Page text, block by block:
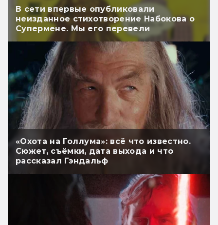
В сети впервые опубликовали
неизданное стихотворение Набокова о
Супермене. Мы его перевели
«Охота на Голлума»: всё что известно.
Сюжет, съёмки, дата выхода и что
рассказал Гэндальф